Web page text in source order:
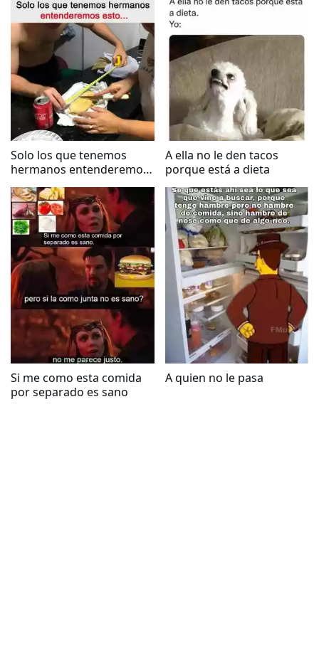
Solo los que tenemos
hermanos entenderemos
esto...
A ella no le den tacos
porque está a dieta
Si me como esta comida
por separado es sano
A quien no le pasa